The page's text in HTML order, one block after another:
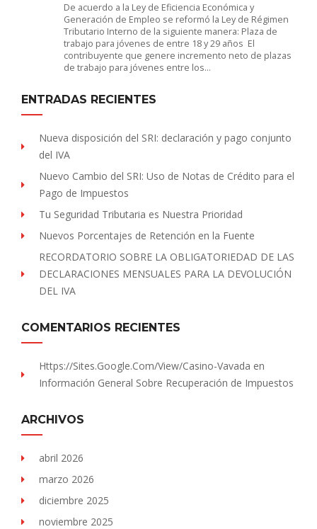
De acuerdo a la Ley de Eficiencia Económica y
Generación de Empleo se reformó la Ley de Régimen
Tributario Interno de la siguiente manera: Plaza de
trabajo para jóvenes de entre 18 y 29 años El
contribuyente que genere incremento neto de plazas
de trabajo para jóvenes entre los…
ENTRADAS RECIENTES
Nueva disposición del SRI: declaración y pago conjunto
del IVA
Nuevo Cambio del SRI: Uso de Notas de Crédito para el
Pago de Impuestos
Tu Seguridad Tributaria es Nuestra Prioridad
Nuevos Porcentajes de Retención en la Fuente
RECORDATORIO SOBRE LA OBLIGATORIEDAD DE LAS
DECLARACIONES MENSUALES PARA LA DEVOLUCIÓN
DEL IVA
COMENTARIOS RECIENTES
Https://sites.Google.com/view/Casino-Vavada en
Información General Sobre Recuperación de Impuestos
ARCHIVOS
abril 2026
marzo 2026
diciembre 2025
noviembre 2025